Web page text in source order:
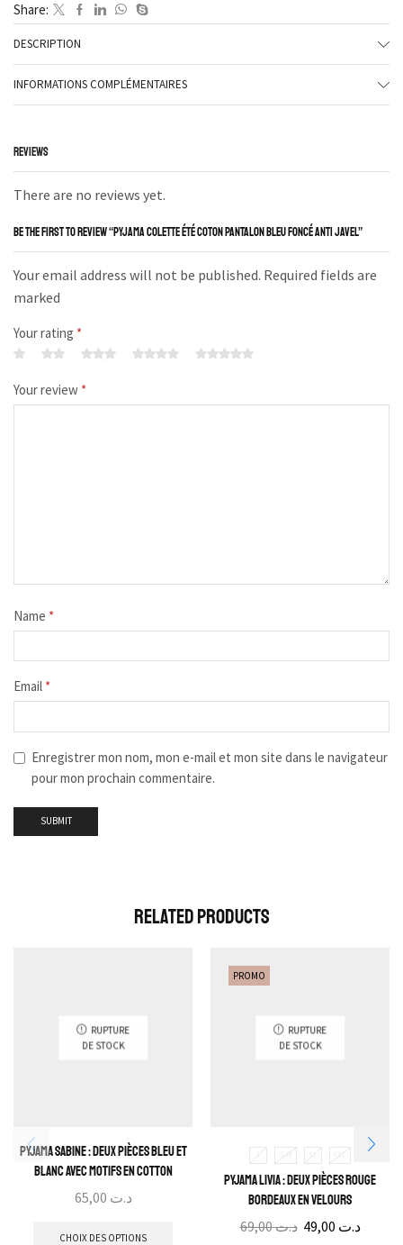
Share:
DESCRIPTION
INFORMATIONS COMPLÉMENTAIRES
REVIEWS
There are no reviews yet.
BE THE FIRST TO REVIEW “PYJAMA COLETTE ÉTÉ COTON PANTALON BLEU FONCÉ ANTI JAVEL”
Your email address will not be published. Required fields are
marked
Your rating *
Your review *
Name *
Email *
Enregistrer mon nom, mon e-mail et mon site dans le navigateur
pour mon prochain commentaire.
Related Products
RUPTURE
DE STOCK
Pyjama Sabine : Deux pièces Bleu et
blanc avec motifs en cotton
د.ت
CHOIX DES OPTIONS
PROMO
RUPTURE
DE STOCK
L S/M XL XXL
Pyjama Livia : Deux pièces Rouge
bordeaux en velours
د.ت69,00 د.ت